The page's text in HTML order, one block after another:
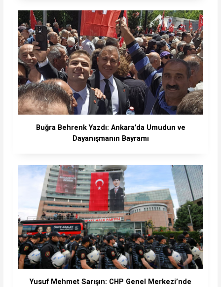
Buğra Behrenk Yazdı: Ankara’da Umudun ve
Dayanışmanın Bayramı
Yusuf Mehmet Sarışın: CHP Genel Merkezi’nde